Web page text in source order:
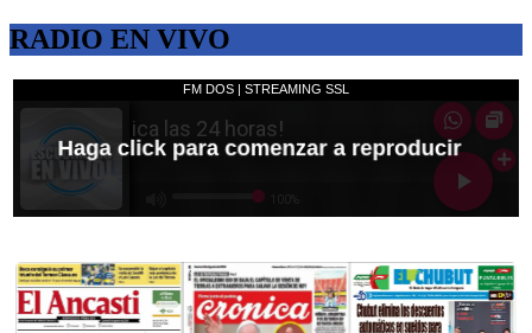
RADIO EN VIVO